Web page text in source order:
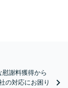
慰謝料獲得から
の対応にお困り